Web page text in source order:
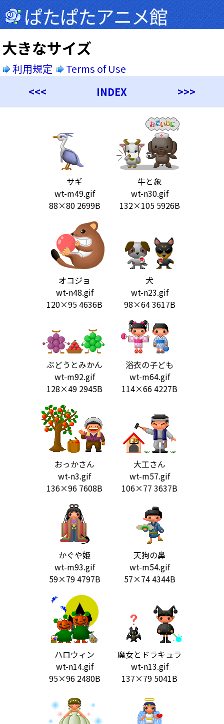
ぱたぱたアニメ館
大きなサイズ
利用規定
Terms of Use
<<<
INDEX >>>
サギ
wt-m49.gif
88×80 2699B
牛と象
wt-n30.gif
132×105 5926B
オコジョ
wt-n48.gif
120×95 4636B
犬
wt-n23.gif
98×64 3617B
ぶどうとみかん
wt-m92.gif
128×49 2945B
浴衣の子ども
wt-m64.gif
114×66 4227B
おっかさん
wt-n3.gif
136×96 7608B
大工さん
wt-m57.gif
106×77 3637B
かぐや姫
wt-m93.gif
59×79 4797B
天狗の鼻
wt-m54.gif
57×74 4344B
ハロウィン
wt-n14.gif
95×96 2480B
魔女とドラキュラ
wt-n13.gif
137×79 5041B